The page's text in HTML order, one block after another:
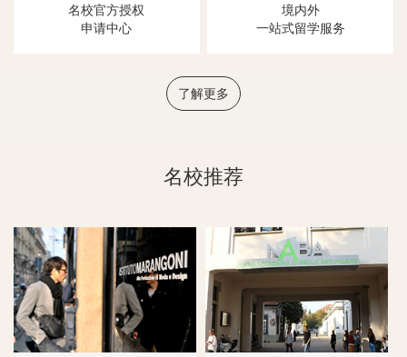
名校官方授权
申请中心
境内外
一站式留学服务
了解更多
名校推荐